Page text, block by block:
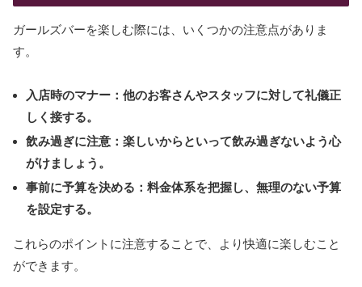
ガールズバーを楽しむ際には、いくつかの注意点がありま
す。
入店時のマナー：他のお客さんやスタッフに対して礼儀正
しく接する。
飲み過ぎに注意：楽しいからといって飲み過ぎないよう心
がけましょう。
事前に予算を決める：料金体系を把握し、無理のない予算
を設定する。
これらのポイントに注意することで、より快適に楽しむこと
ができます。